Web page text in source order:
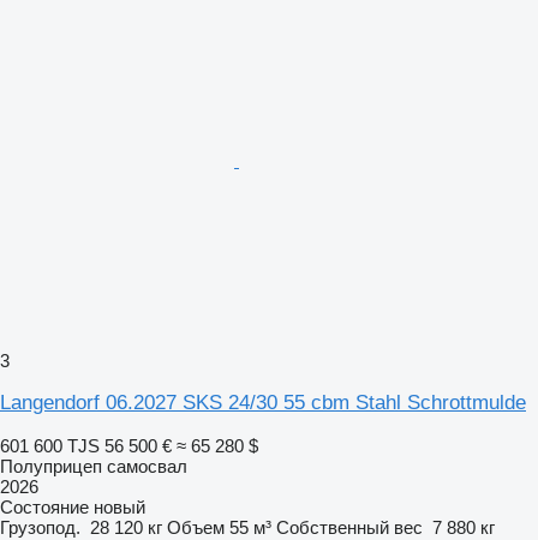
3
Langendorf 06.2027 SKS 24/30 55 cbm Stahl Schrottmulde
601 600 TJS 56 500 € ≈ 65 280 $
Полуприцеп самосвал
2026
Состояние новый
Грузопод. 28 120 кг Объем 55 м³ Собственный вес 7 880 кг